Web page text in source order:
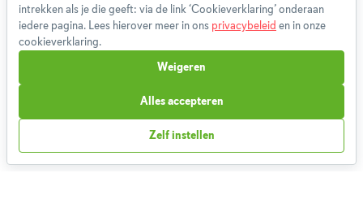
Methodologie
Privacybeleid
Cookieverklaring
Betaalmethoden
Klachtenprocedure
Partnerprogramma
intrekken als je die geeft: via de link ‘Cookieverklaring’ onderaan
iedere pagina. Lees hierover meer in ons privacybeleid en in onze
cookieverklaring.
Zelf instellen
Weigeren
Alles accepteren